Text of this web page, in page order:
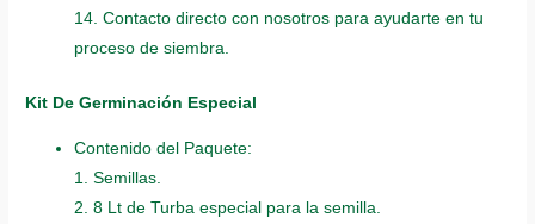
14. Contacto directo con nosotros para ayudarte en tu
proceso de siembra.
Kit De Germinación Especial
Contenido del Paquete:
1. Semillas.
2. 8 Lt de Turba especial para la semilla.